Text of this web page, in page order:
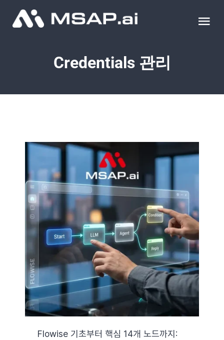
조달물품
이벤트 & 세미나
블로그
자료실
기술지원
Credentials 관리
Flowise 기초부터 핵심 14개 노드까지: